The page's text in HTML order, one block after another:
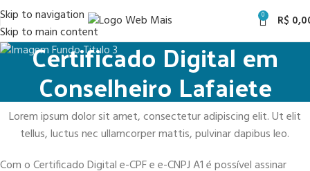
Skip to navigation
Skip to main content
0 R$
Certificado Digital em
Conselheiro Lafaiete
Lorem ipsum dolor sit amet, consectetur adipiscing elit. Ut elit
tellus, luctus nec ullamcorper mattis, pulvinar dapibus leo.
Com o Certificado Digital e-CPF e e-CNPJ A1 é possível assinar